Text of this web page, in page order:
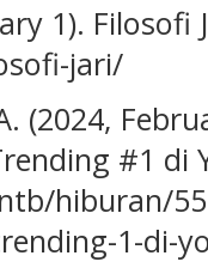
1). Filosofi
jari/
(2024,
#1 di
hiburan/
1-di-